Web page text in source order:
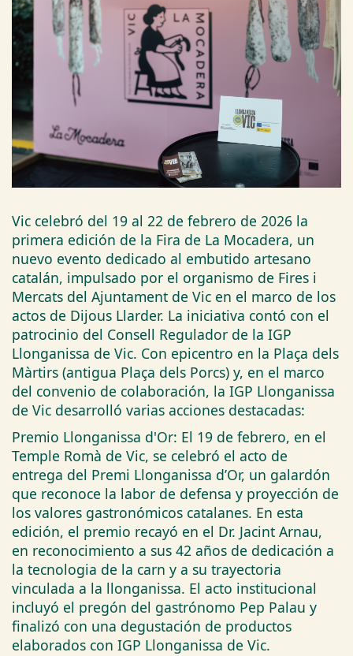
Vic celebró del 19 al 22 de febrero de 2026 la
primera edición de la Fira de La Mocadera, un
nuevo evento dedicado al embutido artesano
catalán, impulsado por el organismo de Fires i
Mercats del Ajuntament de Vic en el marco de los
actos de Dijous Llarder. La iniciativa contó con el
patrocinio del Consell Regulador de la IGP
Llonganissa de Vic. Con epicentro en la Plaça dels
Màrtirs (antigua Plaça dels Porcs) y, en el marco
del convenio de colaboración, la IGP Llonganissa
de Vic desarrolló varias acciones destacadas:
Premio Llonganissa d'Or: El 19 de febrero, en el
Temple Romà de Vic, se celebró el acto de
entrega del Premi Llonganissa d’Or, un galardón
que reconoce la labor de defensa y proyección de
los valores gastronómicos catalanes. En esta
edición, el premio recayó en el Dr. Jacint Arnau,
en reconocimiento a sus 42 años de dedicación a
la tecnologia de la carn y a su trayectoria
vinculada a la llonganissa. El acto institucional
incluyó el pregón del gastrónomo Pep Palau y
finalizó con una degustación de productos
elaborados con IGP Llonganissa de Vic.